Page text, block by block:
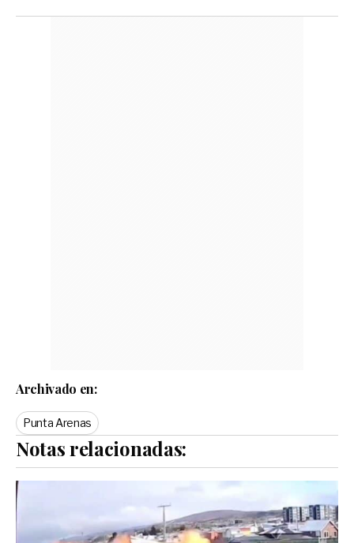
Archivado en:
Punta Arenas
Notas relacionadas: